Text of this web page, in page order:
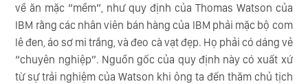
về ăn mặc “mềm”, như quy định của Thomas Watson của
IBM rằng các nhân viên bán hàng của IBM phải mặc bộ com
lê đen, áo sơ mi trắng, và đeo cà vạt đẹp. Họ phải có dáng vẻ
“chuyên nghiệp”. Nguồn gốc của quy định này có xuất xứ
từ sự trải nghiệm của Watson khi ông ta đến thăm chủ tịch